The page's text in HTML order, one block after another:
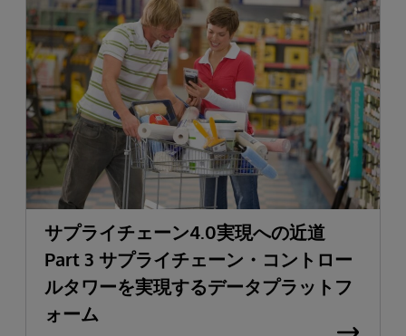
サプライチェーン4.0実現への近道
Part 3 サプライチェーン・コントロー
ルタワーを実現するデータプラットフ
ォーム